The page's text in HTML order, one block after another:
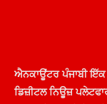
ਐਨਕਾਊਂਟਰ ਪੰਜਾਬੀ
ਡਿਜ਼ੀਟਲ ਨਿਊਜ਼